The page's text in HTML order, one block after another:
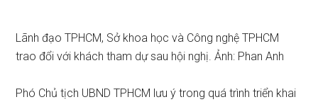
Lãnh đạo TPHCM, Sở khoa học và Công nghệ TPHCM
trao đổi với khách tham dự sau hội nghị. Ảnh: Phan Anh
Phó Chủ tịch UBND TPHCM lưu ý trong quá trình triển khai